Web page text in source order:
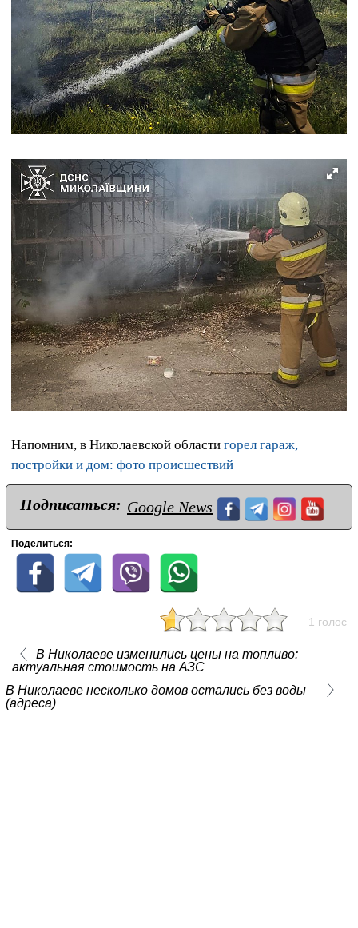
Напомним, в Николаевской области горел гараж,
постройки и дом: фото происшествий
Подписаться: Google News
Поделиться:
1 голос
В Николаеве изменились цены на топливо:
актуальная стоимость на АЗС
В Николаеве несколько домов остались без воды
(адреса)